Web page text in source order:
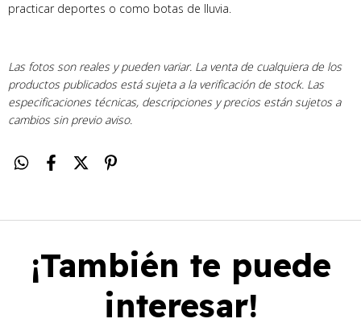
practicar deportes o como botas de lluvia.
Las fotos son reales y pueden variar. La venta de cualquiera de los
productos publicados está sujeta a la verificación de stock. Las
especificaciones técnicas, descripciones y precios están sujetos a
cambios sin previo aviso.
¡También te puede
interesar!